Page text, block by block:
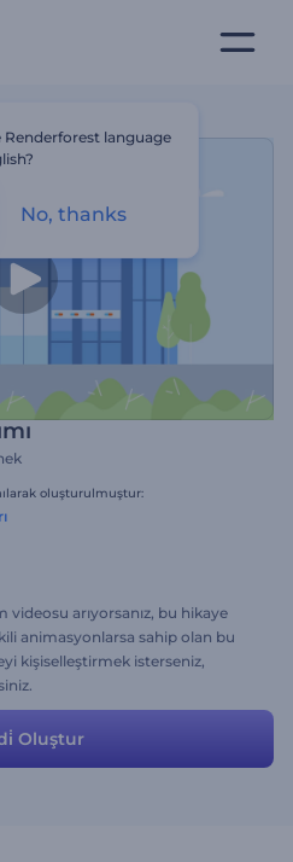
oluşturulmuştur:
videosu arıyorsanız, bu hikaye
animasyonlarsa sahip olan bu
kişiselleştirmek isterseniz,
Oluştur
language
No, thanks